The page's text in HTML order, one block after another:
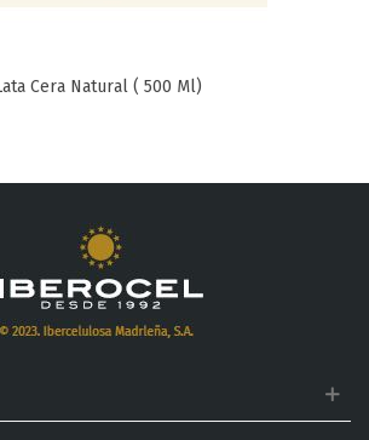
Cera Natural ( 500 Ml)